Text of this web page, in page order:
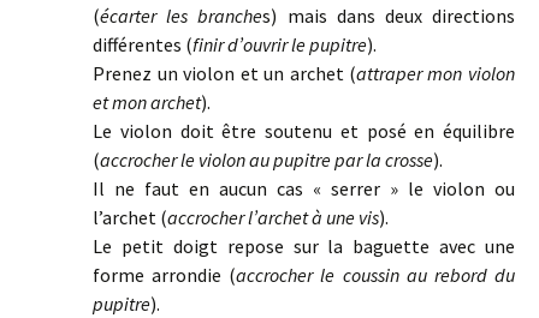
(écarter les branches) mais dans deux directions
différentes (finir d’ouvrir le pupitre).
Prenez un violon et un archet (attraper mon violon
et mon archet).
Le violon doit être soutenu et posé en équilibre
(accrocher le violon au pupitre par la crosse).
Il ne faut en aucun cas « serrer » le violon ou
l’archet (accrocher l’archet à une vis).
Le petit doigt repose sur la baguette avec une
forme arrondie (accrocher le coussin au rebord du
pupitre).